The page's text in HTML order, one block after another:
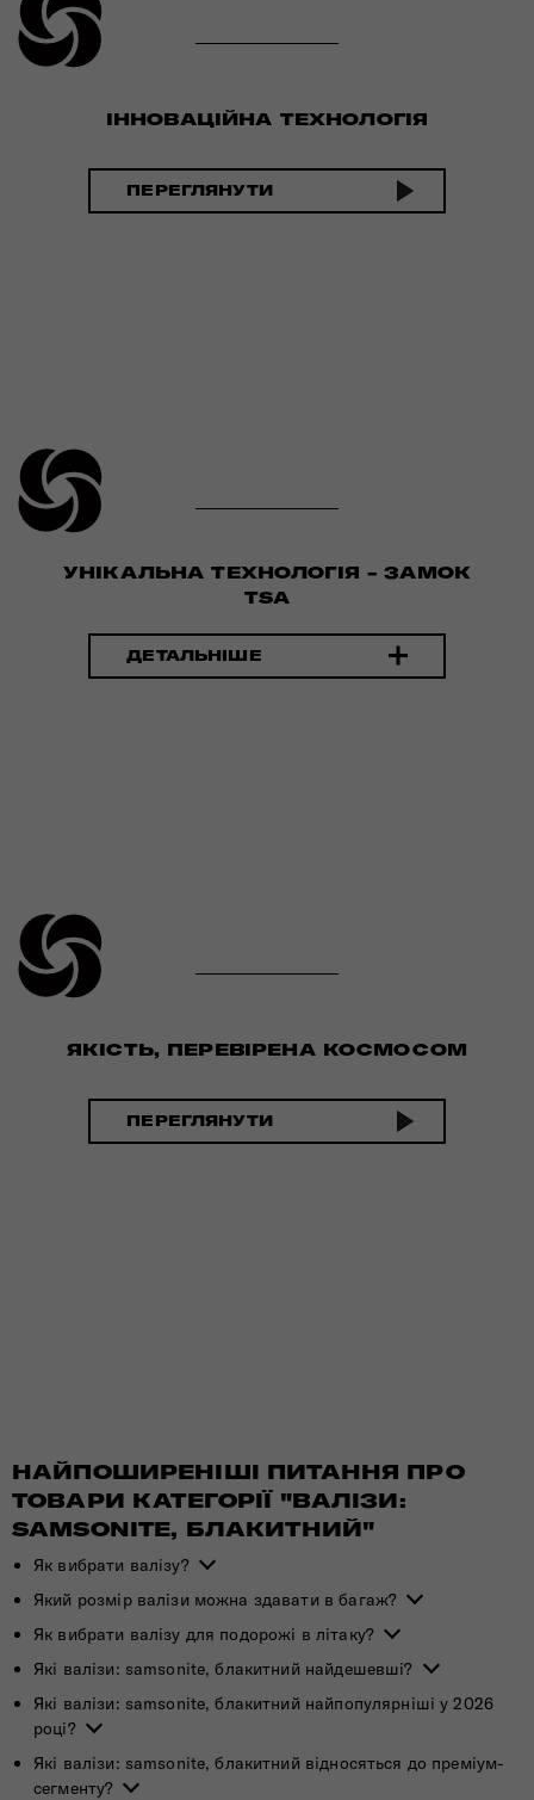
ІННОВАЦІЙНА ТЕХНОЛОГІЯ
ПЕРЕГЛЯНУТИ
УНІКАЛЬНА ТЕХНОЛОГІЯ - ЗАМОК
TSA
ДЕТАЛЬНІШЕ
ЯКІСТЬ, ПЕРЕВІРЕНА КОСМОСОМ
ПЕРЕГЛЯНУТИ
НАЙПОШИРЕНІШІ ПИТАННЯ ПРО
ТОВАРИ КАТЕГОРІЇ "ВАЛІЗИ:
SAMSONITE, БЛАКИТНИЙ"
Як вибрати валізу?
Який розмір валізи можна здавати в багаж?
Як вибрати валізу для подорожі в літаку?
Які валізи: samsonite, блакитний найдешевші?
Які валізи: samsonite, блакитний найпопулярніші у 2026
році?
Які валізи: samsonite, блакитний відносяться до преміум-
сегменту?